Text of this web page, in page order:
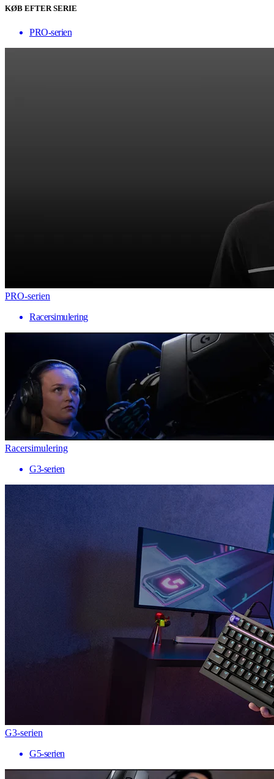
KØB EFTER SERIE
PRO-serien
PRO-serien
Racersimulering
Racersimulering
G3-serien
G3-serien
G5-serien